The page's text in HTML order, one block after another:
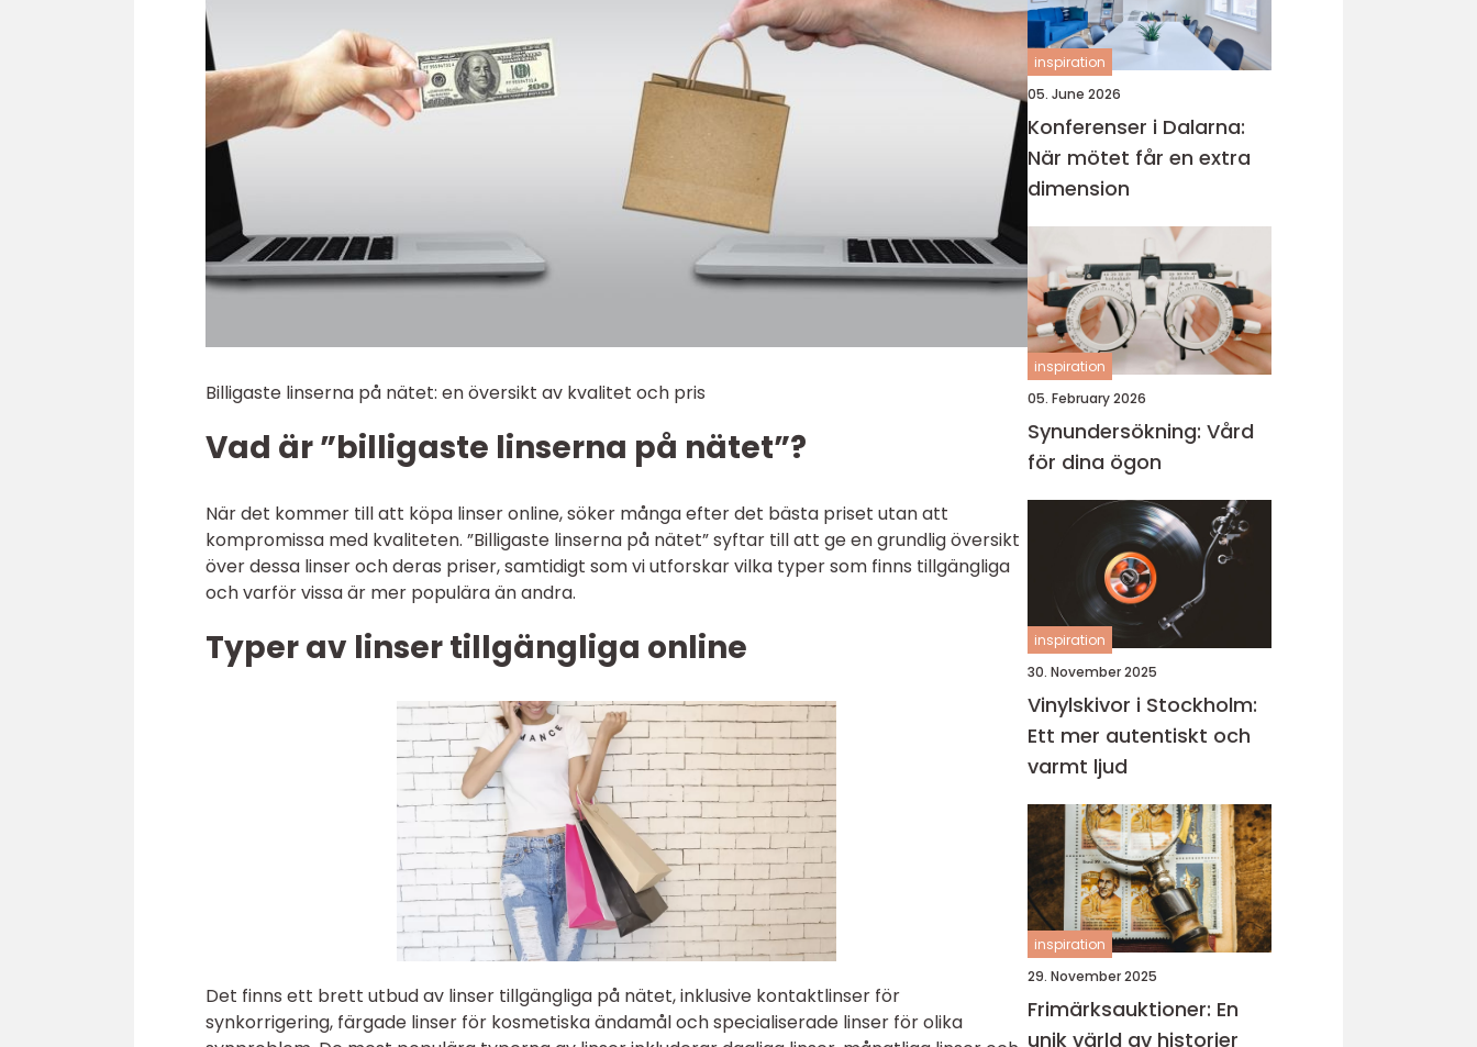
Billigaste linserna på nätet: en översikt av kvalitet och pris
Vad är ”billigaste linserna på nätet”?
När det kommer till att köpa linser online, söker många efter det bästa priset utan att
kompromissa med kvaliteten. ”Billigaste linserna på nätet” syftar till att ge en grundlig översikt
över dessa linser och deras priser, samtidigt som vi utforskar vilka typer som finns tillgängliga
och varför vissa är mer populära än andra.
Typer av linser tillgängliga online
Det finns ett brett utbud av linser tillgängliga på nätet, inklusive kontaktlinser för
synkorrigering, färgade linser för kosmetiska ändamål och specialiserade linser för olika
inspiration
05. June 2026
Konferenser i Dalarna:
När mötet får en extra
dimension
inspiration
05. February 2026
Synundersökning: Vård
för dina ögon
inspiration
30. November 2025
Vinylskivor i Stockholm:
Ett mer autentiskt och
varmt ljud
inspiration
29. November 2025
Frimärksauktioner: En
unik värld av historier